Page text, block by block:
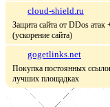
cloud-shield.ru
Защита сайта от DDos атак
(ускорение сайта)
gogetlinks.net
Покупка постоянных
лучших площадках